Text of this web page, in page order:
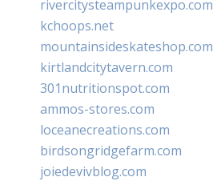
rivercitysteampunkexpo.com
kchoops.net
mountainsideskateshop.com
kirtlandcitytavern.com
301nutritionspot.com
ammos-stores.com
loceanecreations.com
birdsongridgefarm.com
joiedevivblog.com